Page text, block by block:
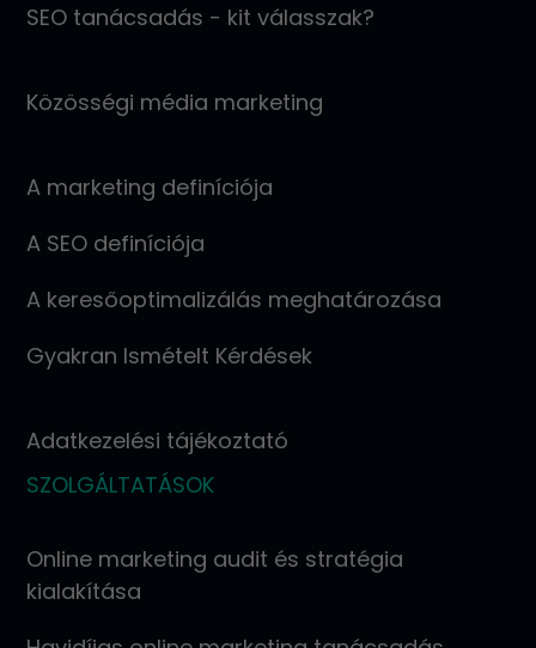
SEO tanácsadás - kit válasszak?
Közösségi média marketing
A marketing definíciója
A SEO definíciója
A keresőoptimalizálás meghatározása
Gyakran Ismételt Kérdések
Adatkezelési tájékoztató
SZOLGÁLTATÁSOK
Online marketing audit és stratégia
kialakítása